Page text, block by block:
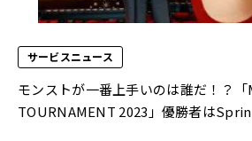
サービスニュース
モンストが一番上手いのは誰だ！？
TOURNAMENT 2023」優勝者は